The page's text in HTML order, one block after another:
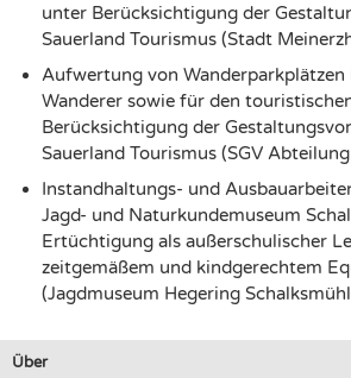
unter Berücksichtigung der
Sauerland Tourismus (Stadt
Aufwertung von Wanderparkplätzen
Wanderer sowie für den
Berücksichtigung der
Sauerland Tourismus (SGV
Instandhaltungs- und
Jagd- und Naturkundemuseum
Ertüchtigung als außerschulischer
zeitgemäßem und kindgerechtem
(Jagdmuseum Hegering
Über